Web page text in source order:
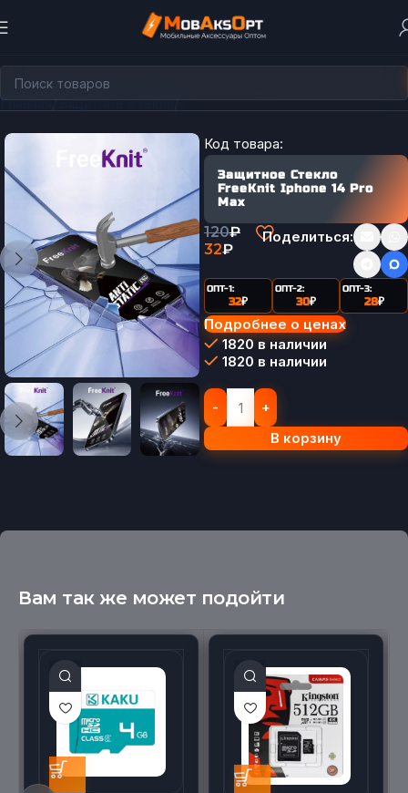
Главная Защитные стёкла В упаковке
Код товара:
Защитное Стекло
FreeKnit Iphone 14 Pro
Max
120₽
32₽
Поделиться:
ОПТ-1:
32₽
ОПТ-2:
30₽
ОПТ-3:
28₽
Подробнее о ценах
1820 в наличии
1820 в наличии
В корзину
Вам так же может подойти